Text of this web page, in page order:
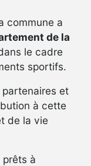
commune a
de la
le cadre
sportifs.
partenaires et
à cette
de la vie
prêts à